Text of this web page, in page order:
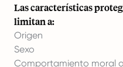
Las características
limitan a:
Origen
Sexo
Comportamiento moral